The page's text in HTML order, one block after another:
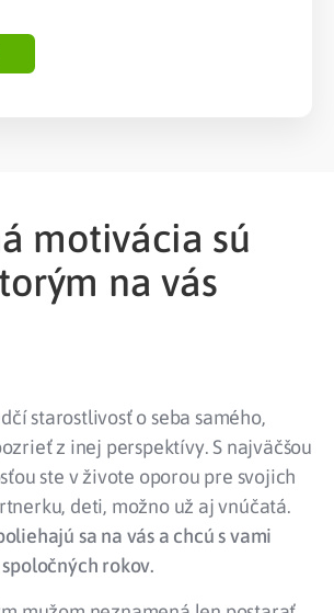
motivácia sú
na vás
starostlivosť o seba samého,
z inej perspektívy. S najväčšou
ste v živote oporou pre svojich
deti, možno už aj vnúčatá.
sa na vás a chcú s vami
rokov.